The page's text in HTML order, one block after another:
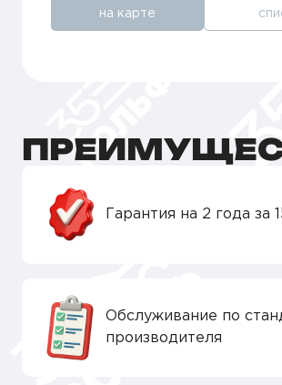
на карте
Гарантия на 2 года за
Обслуживание по
производителя